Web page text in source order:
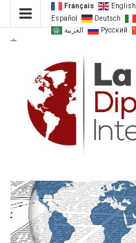
Français
English
Español
Deutsch
العربية
Русский
文